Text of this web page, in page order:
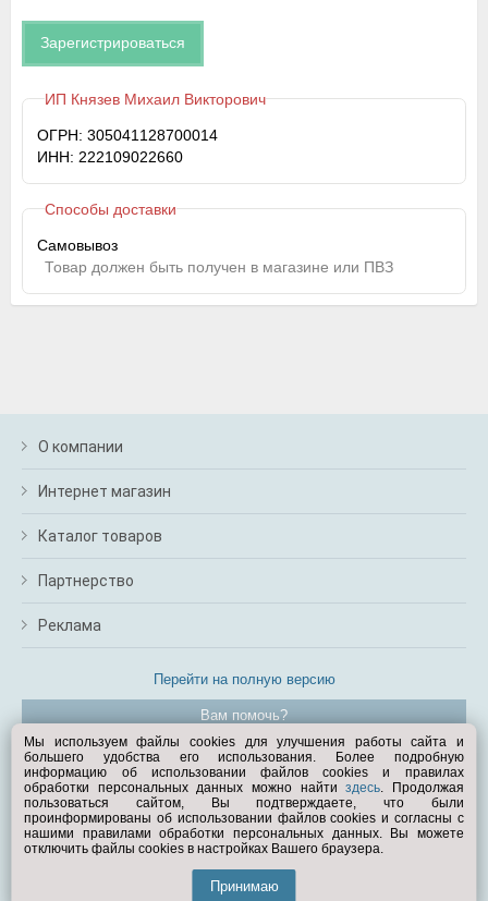
Зарегистрироваться
ИП Князев Михаил Викторович
ОГРН: 305041128700014
ИНН: 222109022660
Способы доставки
Самовывоз
Товар должен быть получен в магазине или ПВЗ
О компании
Интернет магазин
Каталог товаров
Партнерство
Реклама
Перейти на полную версию
Вам помочь?
© Exist.ru 1998—2026
Мы используем файлы cookies для улучшения работы сайта и
большего удобства его использования. Более подробную
информацию об использовании файлов cookies и правилах
обработки персональных данных можно найтиздесь. Продолжая
пользоваться сайтом, Вы подтверждаете, что были
проинформированы об использовании файлов cookies и согласны с
нашими правилами обработки персональных данных. Вы можете
отключить файлы cookies в настройках Вашего браузера.
Принимаю